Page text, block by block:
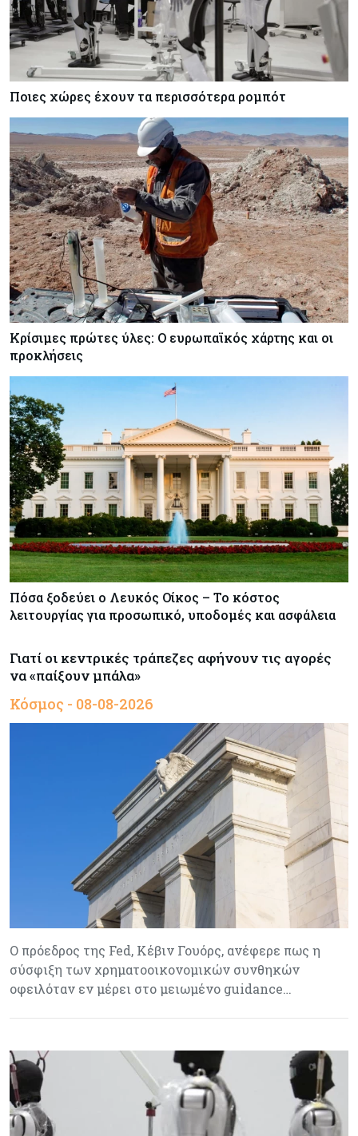
Ποιες χώρες έχουν τα περισσότερα ρομπότ
Κρίσιμες πρώτες ύλες: Ο ευρωπαϊκός χάρτης και οι
προκλήσεις
Πόσα ξοδεύει ο Λευκός Οίκος – Το κόστος
λειτουργίας για προσωπικό, υποδομές και ασφάλεια
Γιατί οι κεντρικές τράπεζες αφήνουν τις αγορές
να «παίξουν μπάλα»
Κόσμος - 08-08-2026
Ο πρόεδρος της Fed, Κέβιν Γουόρς, ανέφερε πως η
σύσφιξη των χρηματοοικονομικών συνθηκών
οφειλόταν εν μέρει στο μειωμένο guidance…